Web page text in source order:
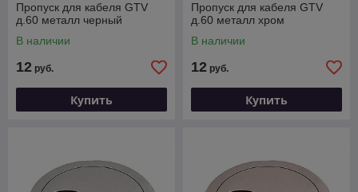
Пропуск для кабеля GTV
д.60 металл черный
В наличии
12 руб.
Купить
Пропуск для кабеля GTV
д.60 металл хром
В наличии
12 руб.
Купить